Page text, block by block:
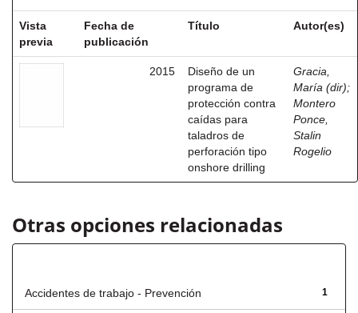
Vista
previa
Fecha de
publicación
Título Autor(es)
2015
Diseño de un
programa de
protección contra
caídas para
taladros de
perforación tipo
onshore drilling
Gracia,
María (dir);
Montero
Ponce,
Stalin
Rogelio
Otras opciones relacionadas
1
Accidentes de trabajo - Prevención